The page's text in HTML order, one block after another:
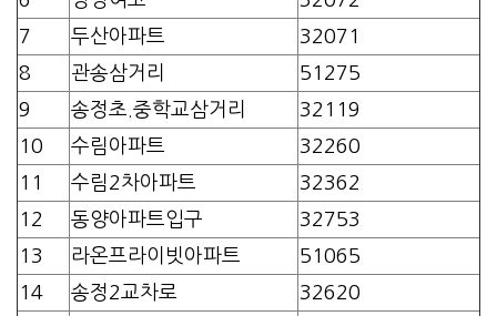
7
두산아파트
32071
8
관송삼거리
51275
9
송정초.중학교삼거리
32119
10
수림아파트
32260
11
수림2차아파트
32362
12
동양아파트입구
32753
13
라온프라이빗아파트
51065
14
송정2교차로
32620